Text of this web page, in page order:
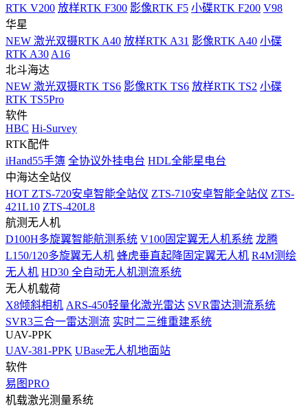
RTK V200 放样RTK F300 影像RTK F5 小碟RTK F200 V98
华星
NEW 激光双摄RTK A40 放样RTK A31 影像RTK A40 小碟
RTK A30 A16
北斗海达
NEW 激光双摄RTK TS6 影像RTK TS6 放样RTK TS2 小碟
RTK TS5Pro
软件
HBC Hi-Survey
RTK配件
iHand55手簿 全协议外挂电台 HDL全能星电台
中海达全站仪
HOT ZTS-720安卓智能全站仪 ZTS-710安卓智能全站仪 ZTS-
421L10 ZTS-420L8
航测无人机
D100H多旋翼智能航测系统 V100固定翼无人机系统 龙腾
L150/120多旋翼无人机 蜂虎垂直起降固定翼无人机 R4M测绘
无人机 HD30 全自动无人机测流系统
无人机载荷
X8倾斜相机 ARS-450轻量化激光雷达 SVR雷达测流系统
SVR3三合一雷达测流 实时二三维重建系统
UAV-PPK
UAV-381-PPK UBase无人机地面站
软件
易图PRO
机载激光测量系统